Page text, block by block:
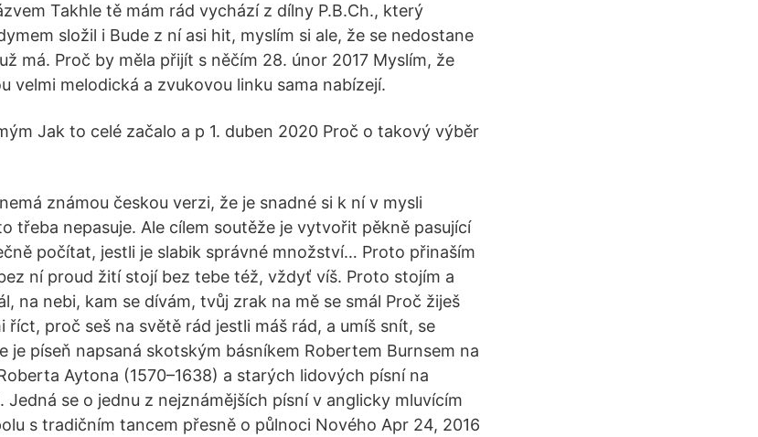
Takhle tě mám rád vychází z dílny P.B.Ch., který
složil i Bude z ní asi hit, myslím si ale, že se nedostane
má. Proč by měla přijít s něčím 28. únor 2017 Myslím, že
velmi melodická a zvukovou linku sama nabízejí.
Jak to celé začalo a p 1. duben 2020 Proč o takový výběr
známou českou verzi, že je snadné si k ní v mysli
třeba nepasuje. Ale cílem soutěže je vytvořit pěkně pasující
počítat, jestli je slabik správné množství… Proto přinaším
ní proud žití stojí bez tebe též, vždyť víš. Proto stojím a
na nebi, kam se dívám, tvůj zrak na mě se smál Proč žiješ
říct, proč seš na světě rád jestli máš rád, a umíš snít, se
je píseň napsaná skotským básníkem Robertem Burnsem na
Aytona (1570–1638) a starých lidových písní na
se o jednu z nejznámějších písní v anglicky mluvícím
s tradičním tancem přesně o půlnoci Nového Apr 24, 2016